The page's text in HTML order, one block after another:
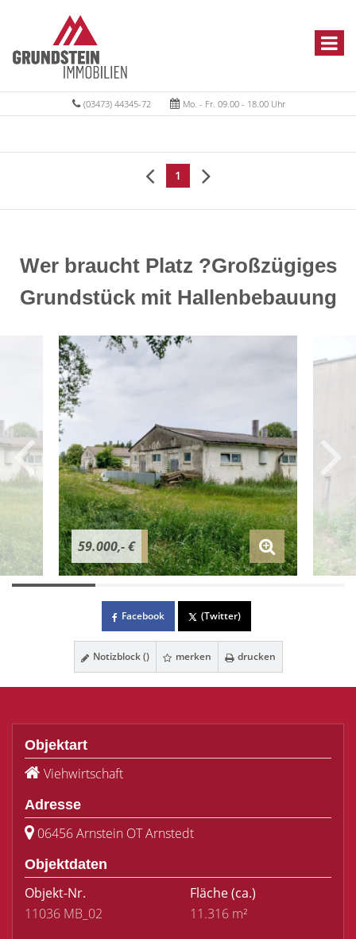
(03473) 44345-72 Mo. - Fr. 09.00 - 18.00 Uhr
1
Wer braucht Platz ?Großzügiges
Grundstück mit Hallenbebauung
59.000,- €
Facebook (Twitter)
Notizblock () merken drucken
Objektart
Viehwirtschaft
Adresse
06456 Arnstein OT Arnstedt
Objektdaten
Objekt-Nr.
11036 MB_02
Fläche(ca.)
11.316 m²